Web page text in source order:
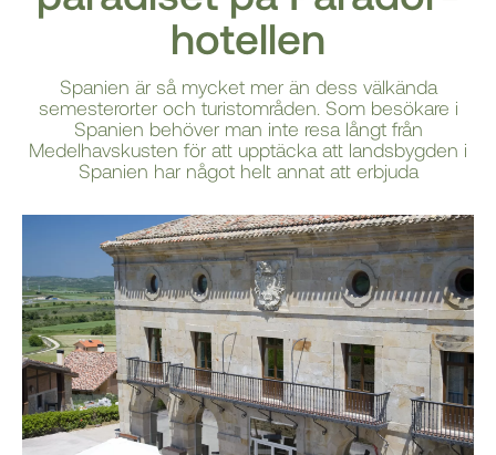
hotellen
Spanien är så mycket mer än dess välkända
semesterorter och turistområden. Som besökare i
Spanien behöver man inte resa långt från
Medelhavskusten för att upptäcka att landsbygden i
Spanien har något helt annat att erbjuda